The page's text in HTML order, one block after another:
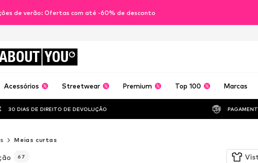
de verão: Ofertas com até -60% de desconto
YOU
Acessórios Streetwear Premium Top 100 Marcas
30 DIAS DE DIREITO DE DEVOLUÇÃO
Meias curtas
67